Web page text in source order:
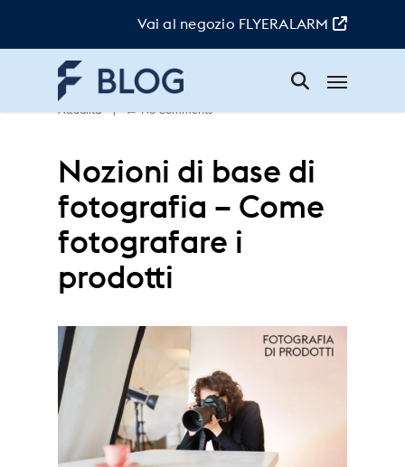
Vai al negozio FLYERALARM
Elsa | 17. Agosto 2023 Area Clienti
Attualità
| No Comments
Nozioni di base di
fotografia – Come
fotografare i
prodotti